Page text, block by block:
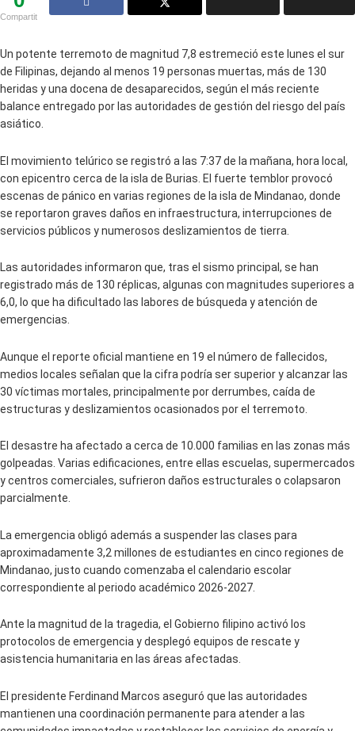
Compartit
Un potente terremoto de magnitud 7,8 estremeció este lunes el sur
de Filipinas, dejando al menos 19 personas muertas, más de 130
heridas y una docena de desaparecidos, según el más reciente
balance entregado por las autoridades de gestión del riesgo del país
asiático.
El movimiento telúrico se registró a las 7:37 de la mañana, hora local,
con epicentro cerca de la isla de Burias. El fuerte temblor provocó
escenas de pánico en varias regiones de la isla de Mindanao, donde
se reportaron graves daños en infraestructura, interrupciones de
servicios públicos y numerosos deslizamientos de tierra.
Las autoridades informaron que, tras el sismo principal, se han
registrado más de 130 réplicas, algunas con magnitudes superiores a
6,0, lo que ha dificultado las labores de búsqueda y atención de
emergencias.
Aunque el reporte oficial mantiene en 19 el número de fallecidos,
medios locales señalan que la cifra podría ser superior y alcanzar las
30 víctimas mortales, principalmente por derrumbes, caída de
estructuras y deslizamientos ocasionados por el terremoto.
El desastre ha afectado a cerca de 10.000 familias en las zonas más
golpeadas. Varias edificaciones, entre ellas escuelas, supermercados
y centros comerciales, sufrieron daños estructurales o colapsaron
parcialmente.
La emergencia obligó además a suspender las clases para
aproximadamente 3,2 millones de estudiantes en cinco regiones de
Mindanao, justo cuando comenzaba el calendario escolar
correspondiente al periodo académico 2026-2027.
Ante la magnitud de la tragedia, el Gobierno filipino activó los
protocolos de emergencia y desplegó equipos de rescate y
asistencia humanitaria en las áreas afectadas.
El presidente Ferdinand Marcos aseguró que las autoridades
mantienen una coordinación permanente para atender a las